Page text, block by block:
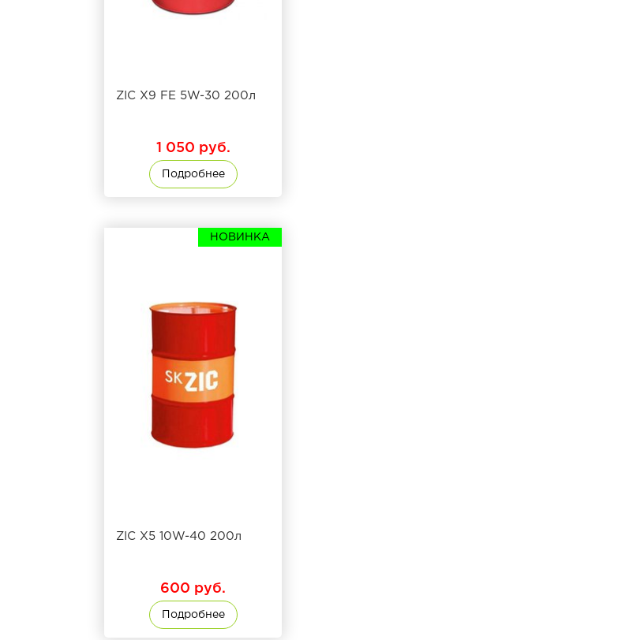
ZIC X9 FE 5W-30 200л
1 050 руб.
Подробнее
НОВИНКА
ZIC X5 10W-40 200л
600 руб.
Подробнее